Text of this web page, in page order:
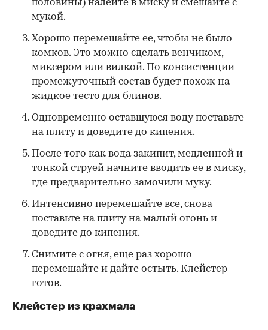
половины) налейте в миску и смешайте с
мукой.
Хорошо перемешайте ее, чтобы не было
комков. Это можно сделать венчиком,
миксером или вилкой. По консистенции
промежуточный состав будет похож на
жидкое тесто для блинов.
Одновременно оставшуюся воду поставьте
на плиту и доведите до кипения.
После того как вода закипит, медленной и
тонкой струей начните вводить ее в миску,
где предварительно замочили муку.
Интенсивно перемешайте все, снова
поставьте на плиту на малый огонь и
доведите до кипения.
Снимите с огня, еще раз хорошо
перемешайте и дайте остыть. Клейстер
готов.
Клейстер из крахмала